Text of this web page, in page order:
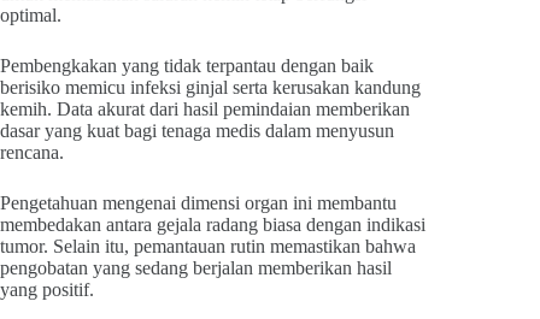
optimal.
Pembengkakan yang tidak terpantau dengan baik
berisiko memicu infeksi ginjal serta kerusakan kandung
kemih. Data akurat dari hasil pemindaian memberikan
dasar yang kuat bagi tenaga medis dalam menyusun
rencana.
Pengetahuan mengenai dimensi organ ini membantu
membedakan antara gejala radang biasa dengan indikasi
tumor. Selain itu, pemantauan rutin memastikan bahwa
pengobatan yang sedang berjalan memberikan hasil
yang positif.